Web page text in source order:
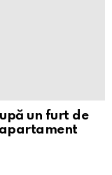
un furt de